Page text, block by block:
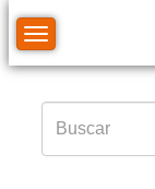
Toggle navigation